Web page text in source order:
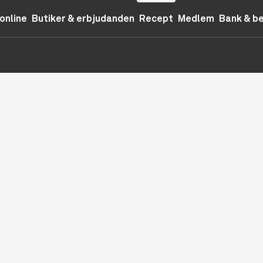
Butiker & erbjudanden Recept Medlem Bank &